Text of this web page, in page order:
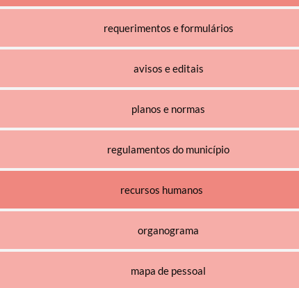
requerimentos e formulários
avisos e editais
planos e normas
regulamentos do município
recursos humanos
organograma
mapa de pessoal